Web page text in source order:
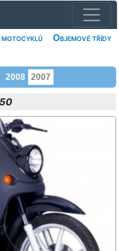
motocyklů
Objemové třídy
2008 2007